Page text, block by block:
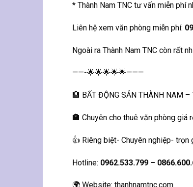
* Thành Nam TNC tư vấn miễn phí
Liên hệ xem văn phòng miễn phí:
Ngoài ra Thành Nam TNC còn rất
——-🌟🌟🌟🌟🌟———
🏨 BẤT ĐỘNG SẢN THÀNH NAM –
🏣 Chuyên cho thuê văn phòng giá
👍 Riêng biệt- Chuyên nghiệp- trọn
Hotline: 0962.533.799 –
🌍 Website: thanhnamtnc.com